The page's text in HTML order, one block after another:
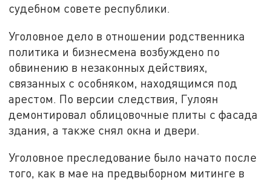
судебном совете республики.
Уголовное дело в отношении родственника
политика и бизнесмена возбуждено по
обвинению в незаконных действиях,
связанных с особняком, находящимся под
арестом. По версии следствия, Гулоян
демонтировал облицовочные плиты с фасада
здания, а также снял окна и двери.
Уголовное преследование было начато после
того, как в мае на предвыборном митинге в